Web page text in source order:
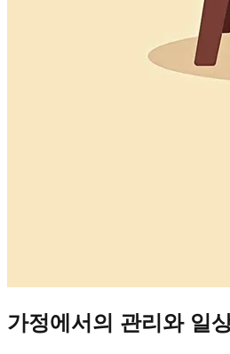
가정에서의 관리와 일